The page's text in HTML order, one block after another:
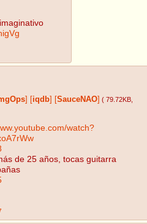
iqdb SauceNAO ( 79.72KB
watch?
de 25 años, tocas guitarra